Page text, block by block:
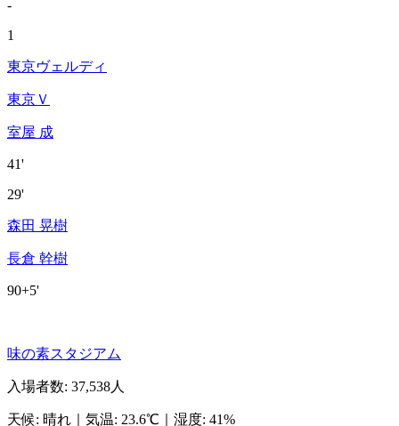
-
1
東京ヴェルディ
東京Ｖ
室屋 成
41'
29'
森田 晃樹
長倉 幹樹
90+5'
味の素スタジアム
入場者数: 37,538人
天候: 晴れ 気温: 23.6℃ 湿度: 41%